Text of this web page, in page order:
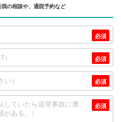
の相談や、通院予約など